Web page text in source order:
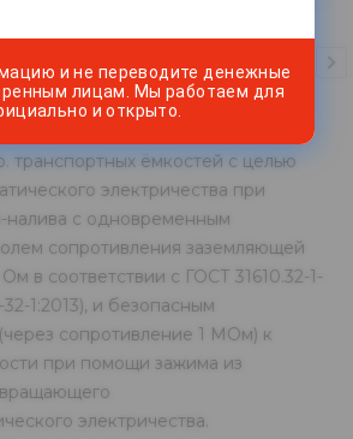
транспортных ёмкостей с целью
электричества при
налива с одновременным
сопротивления заземляющей
в соответствии с ГОСТ 31610.32-1-
1:2013), и безопасным
сопротивление 1 МОм) к
при помощи зажима из
электричества.
и не переводите денежные
лицам. Мы работаем для
и открыто.